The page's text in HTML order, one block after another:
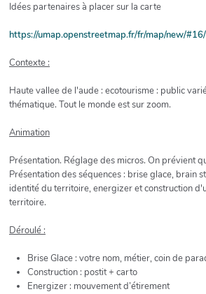
Idées partenaires à placer sur la carte
https://umap.openstreetmap.fr/fr/map/new/
Contexte :
Haute vallee de l'aude : ecotourisme : public
thématique. Tout le monde est sur zoom.
Animation
Présentation. Réglage des micros. On prévient
Présentation des séquences : brise glace, brain
identité du territoire, energizer et construction
territoire.
Déroulé :
Brise Glace : votre nom, métier, coin de
Construction : postit + carto
Energizer : mouvement d’étirement